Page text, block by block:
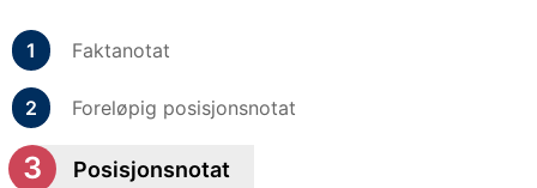
Faktanotat
Foreløpig posisjonsnotat
Posisjonsnotat